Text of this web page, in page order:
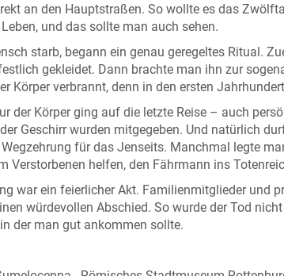
an den Hauptstraßen. So wollte es das
und das sollte man auch sehen.
starb, begann ein genau geregeltes Ritual.
gekleidet. Dann brachte man ihn zur
Körper verbrannt, denn in den ersten
der Körper ging auf die letzte Reise – auch
Geschirr wurden mitgegeben. Und natürlich
für das Jenseits. Manchmal legte
Verstorbenen helfen, den Fährmann ins
war ein feierlicher Akt. Familienmitglieder und
würdevollen Abschied. So wurde der Tod
der man gut ankommen sollte.